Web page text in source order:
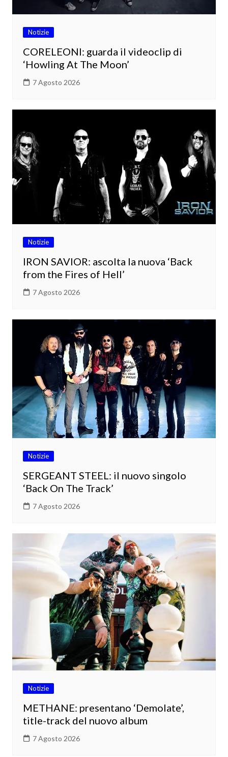
Notizie
CORELEONI: guarda il videoclip di
‘Howling At The Moon’
7 Agosto 2026
Notizie
IRON SAVIOR: ascolta la nuova ‘Back
from the Fires of Hell’
7 Agosto 2026
Notizie
SERGEANT STEEL: il nuovo singolo
‘Back On The Track’
7 Agosto 2026
Notizie
METHANE: presentano ‘Demolate’,
title-track del nuovo album
7 Agosto 2026